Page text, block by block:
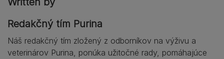
Redakčný tím Purina
Náš redakčný tím zložený z odborníkov na výživu a
veterinárov Purina, ponúka užitočné rady, pomáhajúce